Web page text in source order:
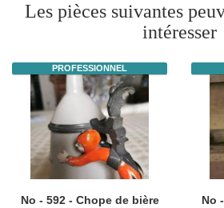
Les pièces suivantes
intéresser
PROFESSIONNEL
No - 592 - Chope de bière
No